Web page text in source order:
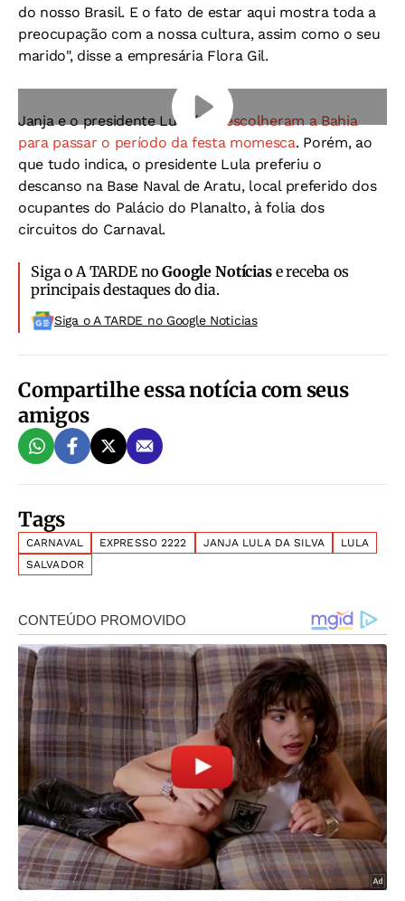
do nosso Brasil. E o fato de estar aqui mostra toda a
preocupação com a nossa cultura, assim como o seu
marido", disse a empresária Flora Gil.
Janja e o presidente Lula (PT)
escolheram a Bahia
para passar o período da festa momesca. Porém, ao
que tudo indica, o presidente Lula preferiu o
descanso na Base Naval de Aratu, local preferido dos
ocupantes do Palácio do Planalto, à folia dos
circuitos do Carnaval.
Siga o A TARDE noGoogle Notíciase receba os
principais destaques do dia.
Siga o A TARDE no Google Noticias
Compartilhe essa notícia com seus
amigos
Tags
CARNAVAL EXPRESSO 2222 JANJA LULA DA SILVA
LULA
SALVADOR